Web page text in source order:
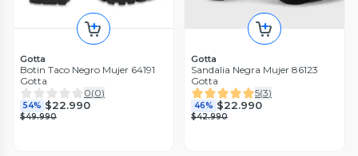
Gotta
Botin Taco Negro Mujer 64191
Gotta
0(0)
54% $22.990
$49.990
Gotta
Sandalia Negra Mujer 86123
Gotta
5(3)
46% $22.990
$42.990